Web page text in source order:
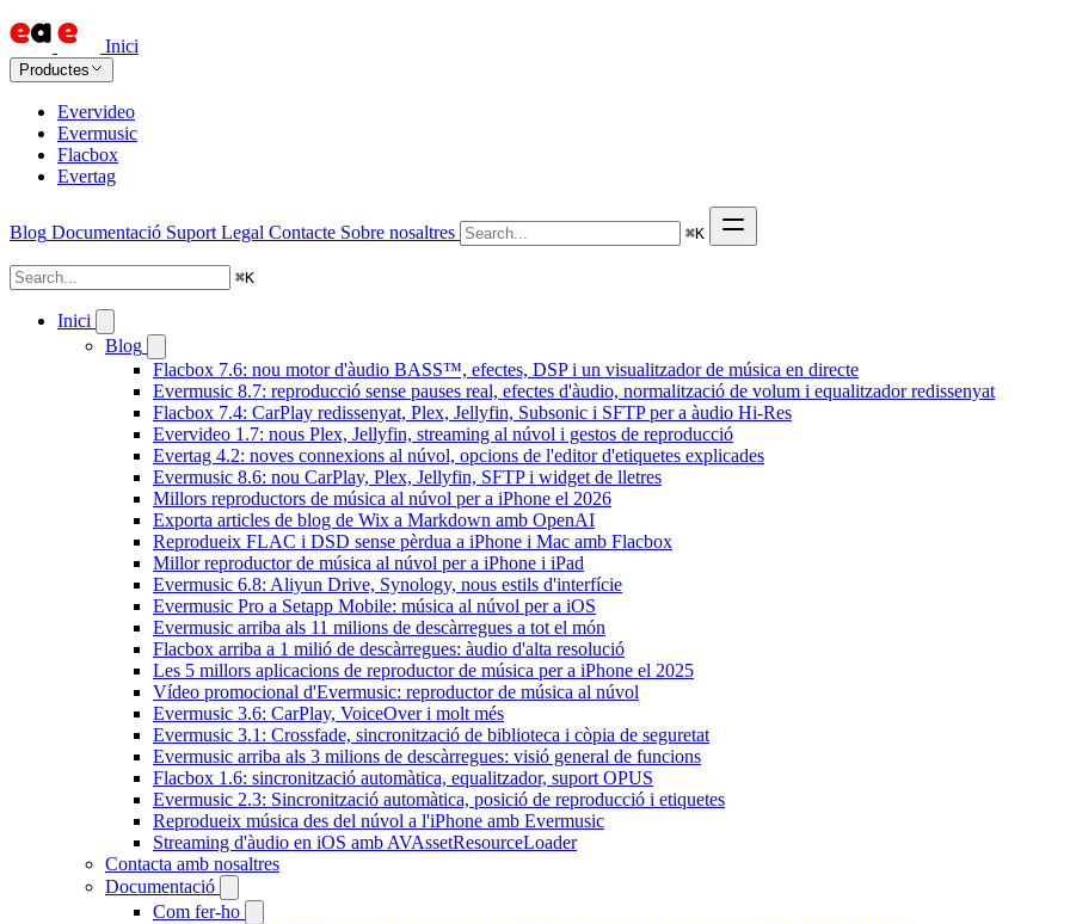
Inici
Productes
Evervideo
Evermusic
Flacbox
Evertag
Blog Documentació Suport Legal Contacte Sobre nosaltres ⌘K
⌘K
Inici
Blog
Flacbox 7.6: nou motor d'àudio BASS™, efectes, DSP i un visualitzador de música en directe
Evermusic 8.7: reproducció sense pauses real, efectes d'àudio, normalització de volum i equalitzador redissenyat
Flacbox 7.4: CarPlay redissenyat, Plex, Jellyfin, Subsonic i SFTP per a àudio Hi-Res
Evervideo 1.7: nous Plex, Jellyfin, streaming al núvol i gestos de reproducció
Evertag 4.2: noves connexions al núvol, opcions de l'editor d'etiquetes explicades
Evermusic 8.6: nou CarPlay, Plex, Jellyfin, SFTP i widget de lletres
Millors reproductors de música al núvol per a iPhone el 2026
Exporta articles de blog de Wix a Markdown amb OpenAI
Reprodueix FLAC i DSD sense pèrdua a iPhone i Mac amb Flacbox
Millor reproductor de música al núvol per a iPhone i iPad
Evermusic 6.8: Aliyun Drive, Synology, nous estils d'interfície
Evermusic Pro a Setapp Mobile: música al núvol per a iOS
Evermusic arriba als 11 milions de descàrregues a tot el món
Flacbox arriba a 1 milió de descàrregues: àudio d'alta resolució
Les 5 millors aplicacions de reproductor de música per a iPhone el 2025
Vídeo promocional d'Evermusic: reproductor de música al núvol
Evermusic 3.6: CarPlay, VoiceOver i molt més
Evermusic 3.1: Crossfade, sincronització de biblioteca i còpia de seguretat
Evermusic arriba als 3 milions de descàrregues: visió general de funcions
Flacbox 1.6: sincronització automàtica, equalitzador, suport OPUS
Evermusic 2.3: Sincronització automàtica, posició de reproducció i etiquetes
Reprodueix música des del núvol a l'iPhone amb Evermusic
Streaming d'àudio en iOS amb AVAssetResourceLoader
Contacta amb nosaltres
Documentació
Com fer-ho